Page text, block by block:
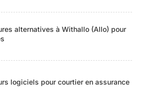
logiciels pour courtier en assurance
: Tout Savoir sur les Usages pour